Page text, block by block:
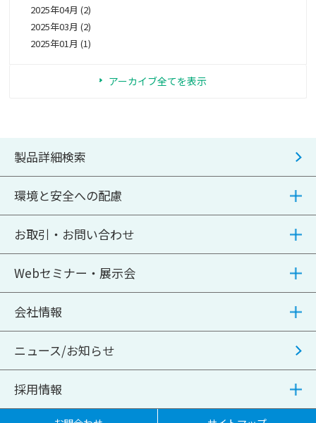
2025年04月 (2)
2025年03月 (2)
2025年01月 (1)
アーカイブ全てを表示
製品詳細検索
環境と安全への配慮
お取引・お問い合わせ
Webセミナー・展示会
会社情報
ニュース/お知らせ
採用情報